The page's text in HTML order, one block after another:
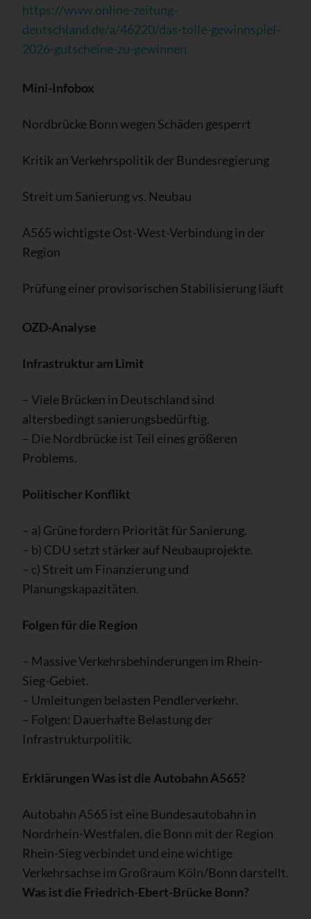
https://www.online-zeitung-
deutschland.de/a/46220/das-tolle-gewinnspiel-
2026-gutscheine-zu-gewinnen
Mini-Infobox
Nordbrücke Bonn wegen Schäden gesperrt
Kritik an Verkehrspolitik der Bundesregierung
Streit um Sanierung vs. Neubau
A565 wichtigste Ost-West-Verbindung in der
Region
Prüfung einer provisorischen Stabilisierung läuft
OZD-Analyse
Infrastruktur am Limit
– Viele Brücken in Deutschland sind
altersbedingt sanierungsbedürftig.
– Die Nordbrücke ist Teil eines größeren
Problems.
Politischer Konflikt
– a) Grüne fordern Priorität für Sanierung.
– b) CDU setzt stärker auf Neubauprojekte.
– c) Streit um Finanzierung und
Planungskapazitäten.
Folgen für die Region
– Massive Verkehrsbehinderungen im Rhein-
Sieg-Gebiet.
– Umleitungen belasten Pendlerverkehr.
– Folgen: Dauerhafte Belastung der
Infrastrukturpolitik.
ErklärungenWas ist die Autobahn A565?
Autobahn A565 ist eine Bundesautobahn in
Nordrhein-Westfalen, die Bonn mit der Region
Rhein-Sieg verbindet und eine wichtige
Verkehrsachse im Großraum Köln/Bonn darstellt.
Was ist die Friedrich-Ebert-Brücke Bonn?